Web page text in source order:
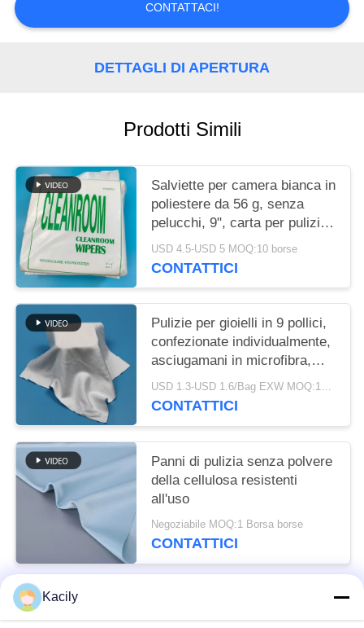
PRIVACY
CONTATTACI!
DETTAGLI DI APERTURA
Prodotti Simili
Salviette per camera bianca in
poliestere da 56 g, senza
pelucchi, 9", carta per pulizia
resistente all'usura
USD 4.5-USD 5 MOQ:10 borse
CONTATTICI
Pulizie per gioielli in 9 pollici,
confezionate individualmente,
asciugamani in microfibra,
asciugamani per pulizia
industriale, asciugamani per
USD 1.3-USD 1.6/Bag EXW MOQ:10 borse
CONTATTICI
Panni di pulizia senza polvere
della cellulosa resistenti
all'uso
Negoziabile MOQ:1 Borsa borse
CONTATTICI
Categorie popolari
Kacily